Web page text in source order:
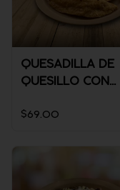
QUESADILLA DE
QUESILLO CON
$69.00